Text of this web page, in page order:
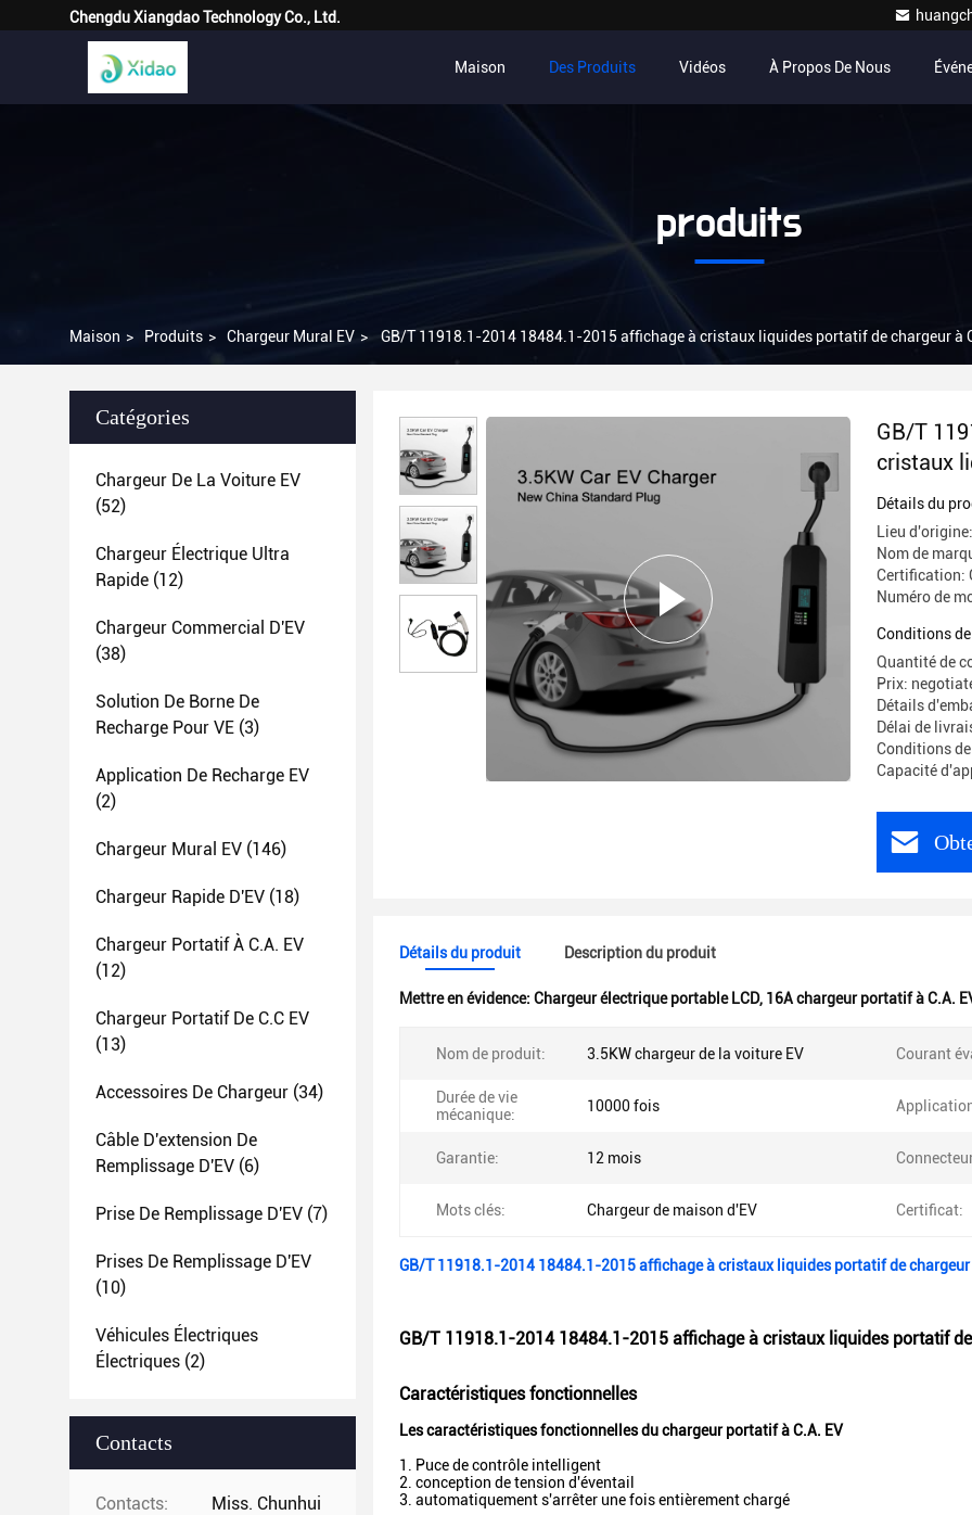
Chengdu Xiangdao Technology Co., Ltd.
Maison Des Produits Vidéos À Propos De Nous
produits
Maison > Produits > Chargeur Mural EV > GB/T 11918.1-2014 18484.1-2015 affichage à cristaux liquides portatif de chargeur à
Catégories
Chargeur De La Voiture EV
(52)
Chargeur Électrique Ultra
Rapide (12)
Chargeur Commercial D'EV
(38)
Solution De Borne De
Recharge Pour VE (3)
Application De Recharge EV
(2)
Chargeur Mural EV (146)
Chargeur Rapide D'EV (18)
Chargeur Portatif À C.A. EV
(12)
Chargeur Portatif De C.C EV
(13)
Accessoires De Chargeur (34)
Câble D'extension De
Remplissage D'EV (6)
Prise De Remplissage D'EV (7)
Prises De Remplissage D'EV
(10)
Véhicules Électriques
Électriques (2)
Contacts
Contacts: Miss. Chunhui
GB/T
cristaux
3.5KW
Détails du
Lieu
Nom de
Certification:
Numéro de
Conditions
Quantité de
Prix:
Détails
Délai de
Conditions
Capacité
Détails du produit Description du produit
Mettre en évidence: Chargeur électrique portable LCD, 16A chargeur portatif à C.A.
Nom de produit: 3.5KW chargeur de la voiture EV Courant
Durée de vie
mécanique:
10000 fois
Garantie: 12 mois
Mots clés: Chargeur de maison d'EV Certificat:
GB/T 11918.1-2014 18484.1-2015 affichage à cristaux liquides portatif de chargeur
GB/T 11918.1-2014 18484.1-2015 affichage à cristaux liquides portatif de
Caractéristiques fonctionnelles
Les caractéristiques fonctionnelles du chargeur portatif à C.A. EV
1. Puce de contrôle intelligent
2. conception de tension d'éventail
3. automatiquement s'arrêter une fois entièrement chargé